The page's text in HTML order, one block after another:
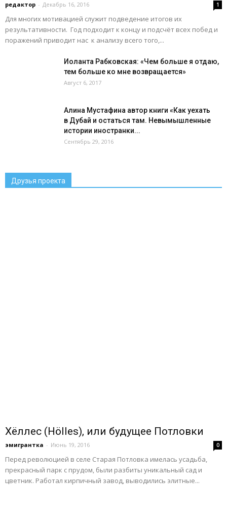
редактор - Декабрь 16, 2016 1
Для многих мотивацией служит подведение итогов их
результативности. Год подходит к концу и подсчёт всех побед и
поражений приводит нас к анализу всего того,...
Иоланта Рабковская: «Чем больше я отдаю,
тем больше ко мне возвращается»
Август 6, 2017
Алина Мустафина автор книги «Как уехать
в Дубай и остаться там. Невымышленные
истории иностранки...
Сентябрь 29, 2016
Друзья проекта
Хёллес (Hölles), или будущее Потловки
эмигрантка - Июнь 19, 2016 0
Перед революцией в селе Старая Потловка имелась усадьба,
прекрасный парк с прудом, были разбиты уникальный сад и
цветник. Работал кирпичный завод, выводились элитные...